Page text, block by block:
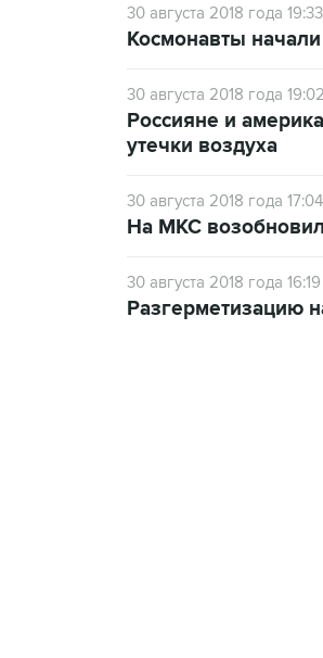
30 августа 2018 года 19:33
Космонавты
30 августа 2018 года 19:02
Россияне и
утечки воздуха
30 августа 2018 года 17:04
На МКС
30 августа 2018 года 16:19
Разгерметизацию